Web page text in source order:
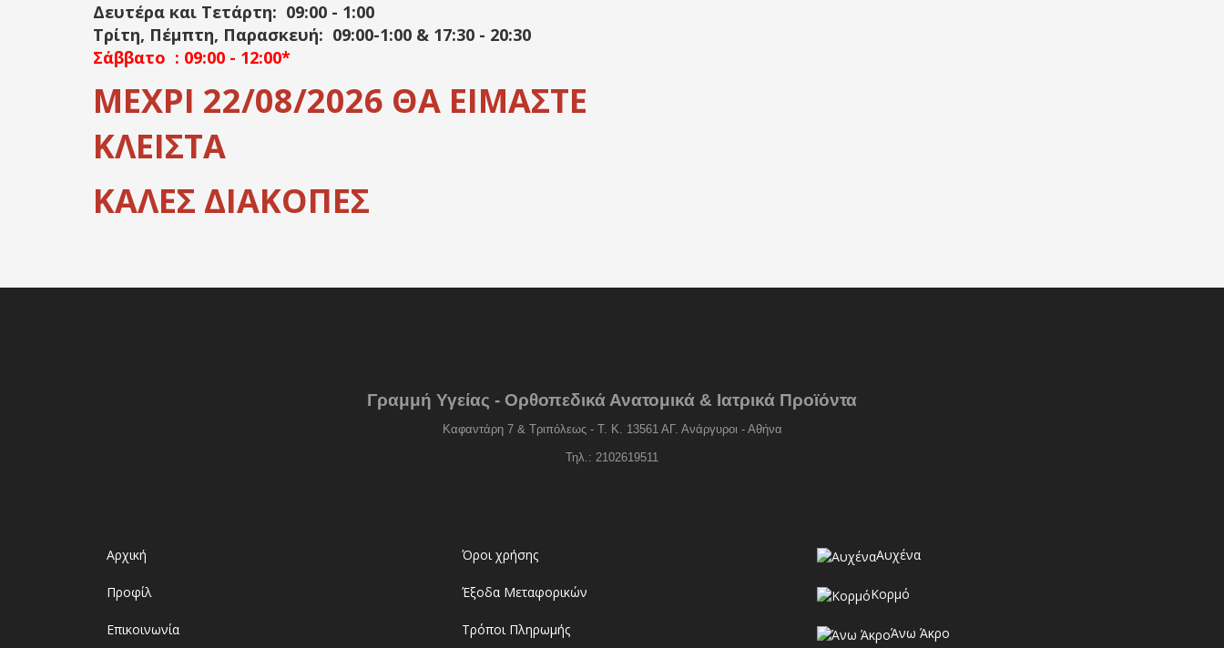
Δευτέρα και Τετάρτη: 09:00 - 1:00
Τρίτη, Πέμπτη, Παρασκευή: 09:00-1:00 & 17:30 - 20:30
Σάββατο : 09:00 - 12:00*
ΜΕΧΡΙ 22/08/2026 ΘΑ ΕΙΜΑΣΤΕ
ΚΛΕΙΣΤΑ
ΚΑΛΕΣ ΔΙΑΚΟΠΕΣ
Γραμμή Υγείας - Ορθοπεδικά Ανατομικά & Ιατρικά Προϊόντα
Καφαντάρη 7 & Τριπόλεως - Τ. Κ. 13561 ΑΓ. Ανάργυροι - Αθήνα
Τηλ.: 2102619511
Αρχική
Προφίλ
Επικοινωνία
Όροι χρήσης
Έξοδα Μεταφορικών
Τρόποι Πληρωμής
Αυχένα
Κορμό
Άνω Άκρο